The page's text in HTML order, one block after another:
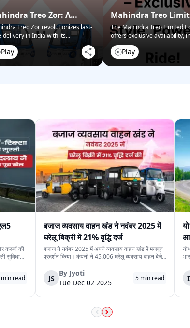
Treo Zor: A
in Last-Mile
Treo Zor revolutionizes last-
delivery in India with its...
Play
Mahindra Treo
Edition – Exclusive
Powerful Ride!
The Mahindra Treo Limited
offers exclusive availability,
performance,
Play
कस्बों की
सुविधा
में
min read
बजाज व्यवसाय वाहन खंड ने नवंबर 2025 में
घरेलू बिक्री में 21% वृद्धि दर्ज
बजाज ने नवंबर 2025 में अपने व्यवसाय वाहन खंड में मजबूत
प्रदर्शन किया। कंपनी ने 45,006 घरेलू व्यवसाय वाहन बेचे,
21% सालाना वृद्धि दर्शाती है और भारत में अंतिम‑मील
परिवहन तथा छोटे ऑपरेटरों में बढ़ती मा...
JS
By Jyoti
Tue Dec 02 2025
5 min read
में